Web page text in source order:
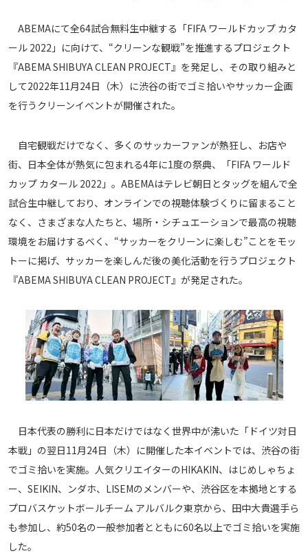
ABEMAの視聴について
iOS Apps
Android
TV
メディアアライアンス
運営会社
ご利用にあたって
ABEMAにて全64試合無料生中継する「FIFA ワールドカップ カタ
ール 2022」に向けて、“クリーンな観戦”を推進するプロジェクト
『ABEMA SHIBUYA CLEAN PROJECT』を発足し、その取り組みと
して2022年11月24日（木）に渋谷の街でゴミ拾いやサッカー企画
を行うクリーンイベントが開催された。
自宅観戦だけでなく、多くのサッカーファンが熱狂し、お店や
街、日本全体が熱気に包まれる4年に1度の祭典、「FIFA ワールド
カップ カタール 2022」。ABEMAはテレビ朝日とタッグを組んで全
試合生中継しており、オンラインでの視聴体験づくりに留まること
なく、さまざまな人たちと、場所・シチュエーションで最高の視聴
環境をお届けするべく、“サッカーをクリーンに楽しむ”ことをモッ
トーに掲げ、サッカーを楽しんだ後の美化活動を行うプロジェクト
『ABEMA SHIBUYA CLEAN PROJECT』が発足された。
日本代表の勝利に日本だけではなく世界中が沸いた「ドイツ対日
本戦」の翌日11月24日（木）に開催した本イベントでは、渋谷の街
でゴミ拾いを実施。人気クリエイターのHIKAKIN、はじめしゃちょ
ー、SEIKIN、ンダホ、LISEMのメンバーや、渋谷区を本拠地とする
プロバスケットボールチーム アルバルク東京から、田中大貴選手ら
も参加し、約50名の一般参加者とともに60名以上でゴミ拾いを実施
した。